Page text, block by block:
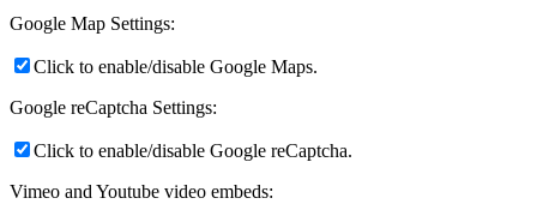
Google Map Settings:
Click to enable/disable Google Maps.
Google reCaptcha Settings:
Click to enable/disable Google reCaptcha.
Vimeo and Youtube video embeds: